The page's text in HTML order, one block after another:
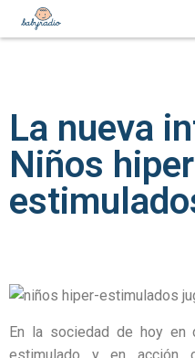
La nueva
Niños
En la sociedad de hoy
estimulado y en acción